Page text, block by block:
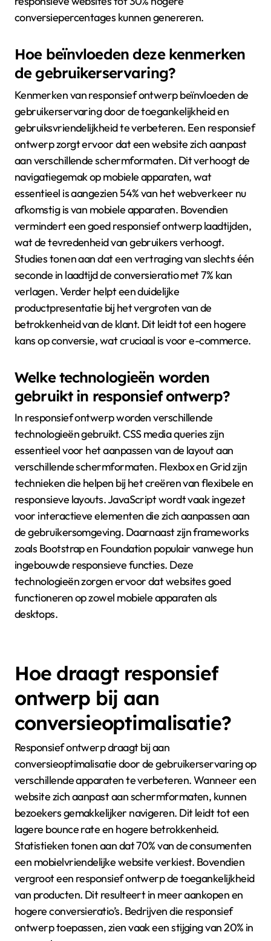
conversiepercentages kunnen genereren.
Hoe beïnvloeden deze kenmerken
de gebruikerservaring?
Kenmerken van responsief ontwerp beïnvloeden de
gebruikerservaring door de toegankelijkheid en
gebruiksvriendelijkheid te verbeteren. Een responsief
ontwerp zorgt ervoor dat een website zich aanpast
aan verschillende schermformaten. Dit verhoogt de
navigatiegemak op mobiele apparaten, wat
essentieel is aangezien 54% van het webverkeer nu
afkomstig is van mobiele apparaten. Bovendien
vermindert een goed responsief ontwerp laadtijden,
wat de tevredenheid van gebruikers verhoogt.
Studies tonen aan dat een vertraging van slechts één
seconde in laadtijd de conversieratio met 7% kan
verlagen. Verder helpt een duidelijke
productpresentatie bij het vergroten van de
betrokkenheid van de klant. Dit leidt tot een hogere
kans op conversie, wat cruciaal is voor e-commerce.
Welke technologieën worden
gebruikt in responsief ontwerp?
In responsief ontwerp worden verschillende
technologieën gebruikt. CSS media queries zijn
essentieel voor het aanpassen van de layout aan
verschillende schermformaten. Flexbox en Grid zijn
technieken die helpen bij het creëren van flexibele en
responsieve layouts. JavaScript wordt vaak ingezet
voor interactieve elementen die zich aanpassen aan
de gebruikersomgeving. Daarnaast zijn frameworks
zoals Bootstrap en Foundation populair vanwege hun
ingebouwde responsieve functies. Deze
technologieën zorgen ervoor dat websites goed
functioneren op zowel mobiele apparaten als
desktops.
Hoe draagt responsief
ontwerp bij aan
conversieoptimalisatie?
Responsief ontwerp draagt bij aan
conversieoptimalisatie door de gebruikerservaring op
verschillende apparaten te verbeteren. Wanneer een
website zich aanpast aan schermformaten, kunnen